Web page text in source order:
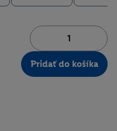
Pridať do košíka